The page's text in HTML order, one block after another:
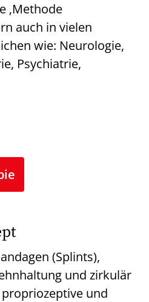
‚Methode
auch in vielen
wie: Neurologie,
Psychiatrie,
(Splints),
und zirkulär
und